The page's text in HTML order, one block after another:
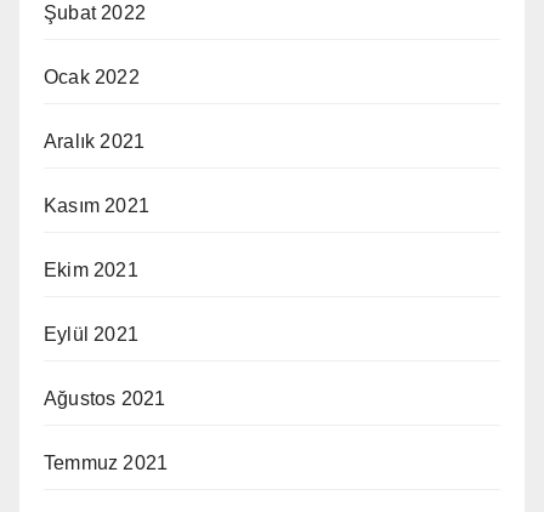
Şubat 2022
Ocak 2022
Aralık 2021
Kasım 2021
Ekim 2021
Eylül 2021
Ağustos 2021
Temmuz 2021